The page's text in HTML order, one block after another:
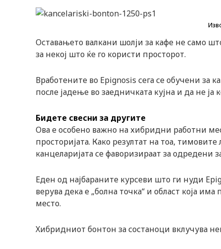
Оставањето валкани шолји за кафе не само
за некој што ќе го користи просторот.
Вработените во Epignosis сега се обучени за
после јадење во заедничката кујна и да не
Бидете свесни за другите
Ова е особено важно на хибридни работни
просторијата. Како резултат на тоа,
канцеларијата се фаворизираат за одредени
Еден од најбараните курсеви што ги нуди
верува дека е „болна точка“ и област која
место.
Хибридниот бонтон за состаноци вклучува